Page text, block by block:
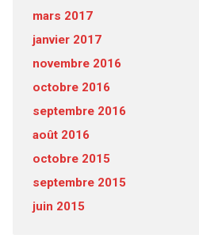
mars 2017
janvier 2017
novembre 2016
octobre 2016
septembre 2016
août 2016
octobre 2015
septembre 2015
juin 2015